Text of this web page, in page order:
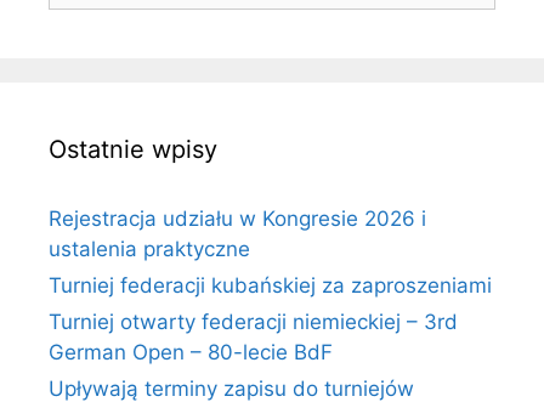
Ostatnie wpisy
Rejestracja udziału w Kongresie 2026 i
ustalenia praktyczne
Turniej federacji kubańskiej za zaproszeniami
Turniej otwarty federacji niemieckiej – 3rd
German Open – 80-lecie BdF
Upływają terminy zapisu do turniejów